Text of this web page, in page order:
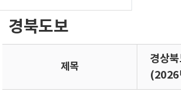
경북도보
제목
경상
(2026